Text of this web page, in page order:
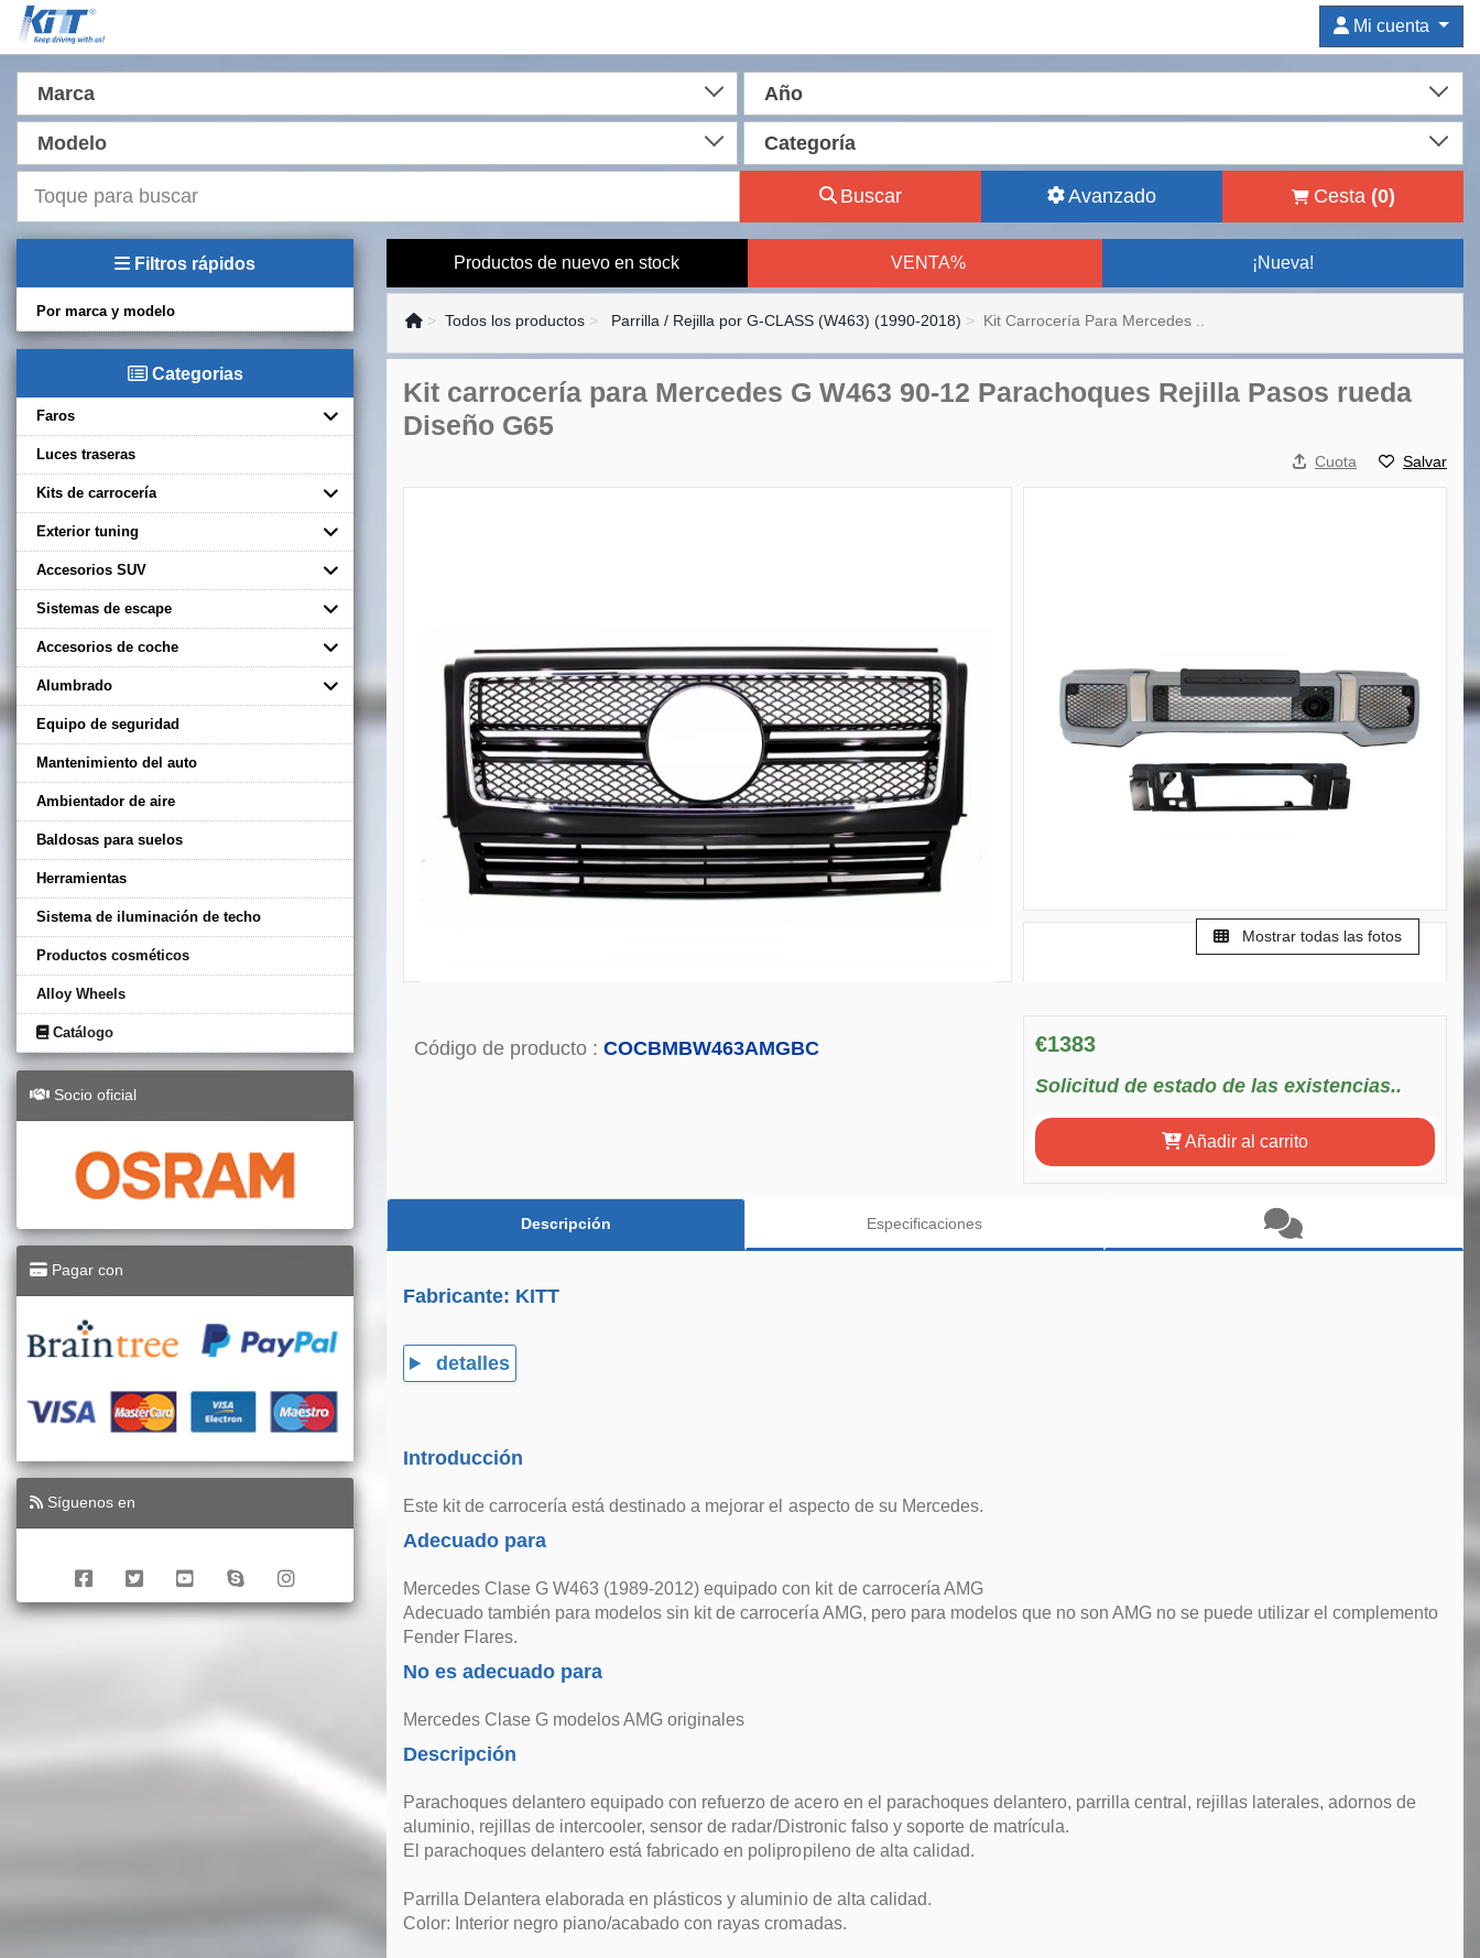
Mi cuenta
Marca Año
Modelo Categoría
Buscar Avanzado Cesta (0)
Filtros rápidos
Por marca y modelo
Categorias
Faros
Luces traseras
Kits de carrocería
Exterior tuning
Accesorios SUV
Sistemas de escape
Accesorios de coche
Alumbrado
Equipo de seguridad
Mantenimiento del auto
Ambientador de aire
Baldosas para suelos
Herramientas
Sistema de iluminación de techo
Productos cosméticos
Alloy Wheels
Catálogo
Socio oficial
Pagar con
Síguenos en
Productos de nuevo en stock VENTA% ¡Nueva!
Todos los productos Parrilla / Rejilla por G-CLASS (W463) (1990-2018) Kit Carrocería Para Mercedes ..
Kit carrocería para Mercedes G W463 90-12 Parachoques Rejilla Pasos rueda
Diseño G65
Cuota Salvar
Mostrar todas las fotos
Código de producto : COCBMBW463AMGBC €1383
Solicitud de estado de las existencias..
Añadir al carrito
Descripción Especificaciones
Fabricante: KITT
detalles
Introducción
Este kit de carrocería está destinado a mejorar el aspecto de su Mercedes.
Adecuado para
Mercedes Clase G W463 (1989-2012) equipado con kit de carrocería AMG
Adecuado también para modelos sin kit de carrocería AMG, pero para modelos que no son AMG no se puede utilizar el complemento
Fender Flares.
No es adecuado para
Mercedes Clase G modelos AMG originales
Descripción
Parachoques delantero equipado con refuerzo de acero en el parachoques delantero, parrilla central, rejillas laterales, adornos de
aluminio, rejillas de intercooler, sensor de radar/Distronic falso y soporte de matrícula.
El parachoques delantero está fabricado en polipropileno de alta calidad.
Parrilla Delantera elaborada en plásticos y aluminio de alta calidad.
Color: Interior negro piano/acabado con rayas cromadas.